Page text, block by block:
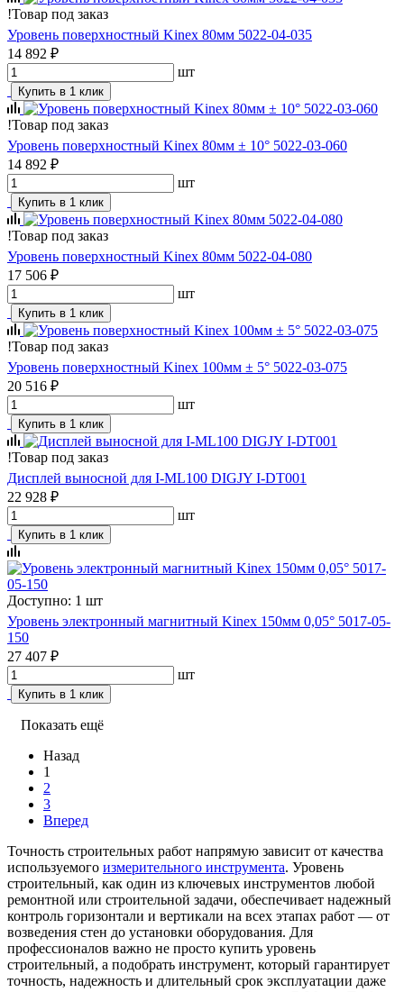
!Товар под заказ
Уровень поверхностный Kinex 80мм 5022-04-035
14 892 ₽
шт
Купить в 1 клик
!Товар под заказ
Уровень поверхностный Kinex 80мм ± 10° 5022-03-060
14 892 ₽
шт
Купить в 1 клик
!Товар под заказ
Уровень поверхностный Kinex 80мм 5022-04-080
17 506 ₽
шт
Купить в 1 клик
!Товар под заказ
Уровень поверхностный Kinex 100мм ± 5° 5022-03-075
20 516 ₽
шт
Купить в 1 клик
!Товар под заказ
Дисплей выносной для I-ML100 DIGJY I-DT001
22 928 ₽
шт
Купить в 1 клик
Доступно: 1 шт
Уровень электронный магнитный Kinex 150мм 0,05° 5017-05-
150
27 407 ₽
шт
Купить в 1 клик
Показать ещё
Назад
1
2
3
Вперед
Точность строительных работ напрямую зависит от качества
используемого измерительного инструмента. Уровень
строительный, как один из ключевых инструментов любой
ремонтной или строительной задачи, обеспечивает надежный
контроль горизонтали и вертикали на всех этапах работ — от
возведения стен до установки оборудования. Для
профессионалов важно не просто купить уровень
строительный, а подобрать инструмент, который гарантирует
точность, надежность и длительный срок эксплуатации даже